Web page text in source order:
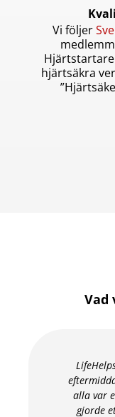
Vi följer
hjärtsäkra
Vad
alla var
gjorde